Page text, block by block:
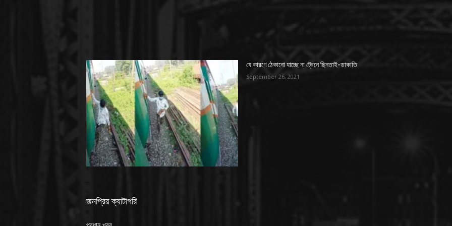
যে কারণে ঠেকানো যাচ্ছে না ট্রেনে ছিনতাই-ডাকাতি
September 26, 2021
জনপ্রিয় ক্যাটাগরি